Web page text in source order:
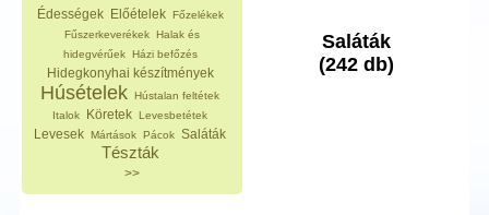
Édességek Előételek Főzelékek
Fűszerkeverékek Halak és
hidegvérűek Házi befőzés
Hidegkonyhai készítmények
Húsételek Hústalan feltétek
Italok
Köretek Levesbetétek
Levesek Mártások Pácok Saláták
Tészták
>>
Saláták
(242 db)